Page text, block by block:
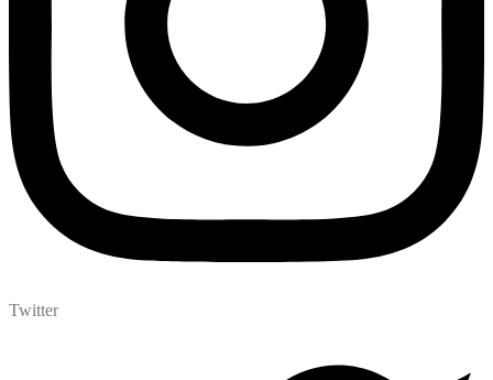
Twitter